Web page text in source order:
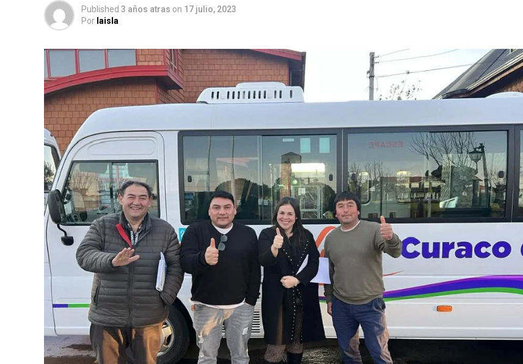
Published 3 años atras on 17 julio, 2023
Por laisla